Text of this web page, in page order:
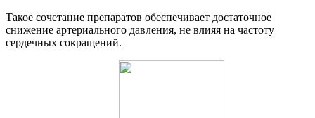
Такое сочетание препаратов обеспечивает достаточное
снижение артериального давления, не влияя на частоту
сердечных сокращений.